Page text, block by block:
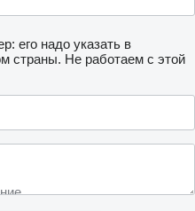
его надо указать в
страны. Не работаем с этой